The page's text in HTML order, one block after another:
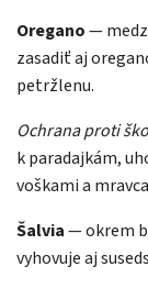
Oregano—
zasadiť aj
petržlenu.
Ochrana proti
k paradajkám,
voškami a
Šalvia— okrem
vyhovuje aj